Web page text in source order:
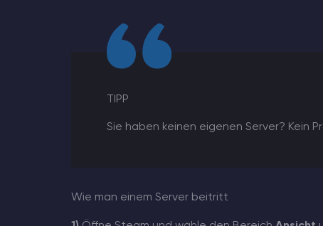
TIPP
Sie haben keinen eigenen Server? Kein
Wie man einem Server beitritt